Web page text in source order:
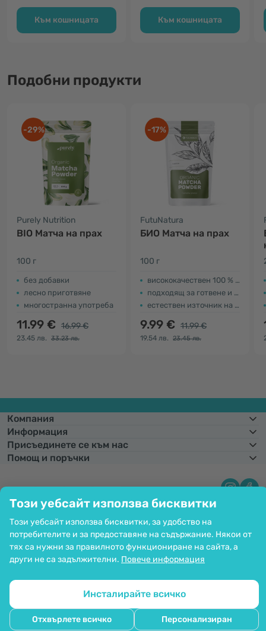
Този уебсайт използва бисквитки
Този уебсайт използва бисквитки, за удобство на
потребителите и за предоставяне на съдържание. Някои от
тях са нужни за правилното функциониране на сайта, а
други не са задължителни. Повече информация
Инсталирайте всичко
Отхвърлете всичко Персонализиран
Към кошницата Към кошницата
Подобни продукти
-29%
Purely Nutrition
BIO Матча на прах
100 г
без добавки
лесно приготвяне
многостранна употреба
11.99 € 16.99 €
23.45 лв. 33.23 лв.
-17%
FutuNatura
БИО Матча на прах
100 г
висококачествен 100 % натурален чай
подходящ за готвене и приготвяне на храна
естествен източник на витамин С
9.99 € 11.99 €
19.54 лв. 23.45 лв.
Компания
Информация
Присъединете се към нас
Помощ и поръчки
Фиксиран курс на конвертиране:1 € =1,95583 лв.Възможност за
криптиране.
Copyright © 2012 - 2026   |   Be Healthy Group d.o.o.
Карта на сайтаИзползване на бисквитките
Настройки на бисквитките